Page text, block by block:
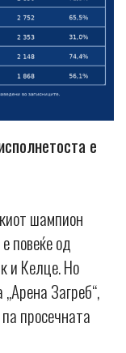
е
шампион
повеќе од
и Келце. Но
Загреб“,
просечната